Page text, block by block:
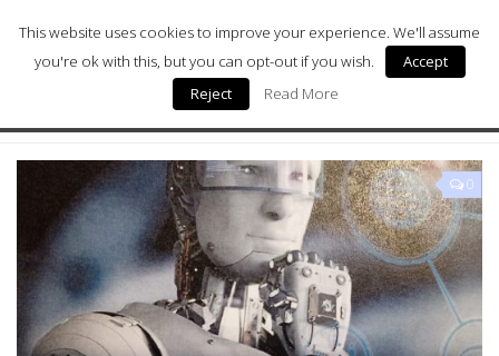
Milano Sostenibile
Milano Wellness
Milano Salute & Medicina
Milano Donna
Digital Health
RICERCA CLINICA
0
This website uses cookies to improve your experience. We'll assume
you're ok with this, but you can opt-out if you wish.
Accept
Reject
Read More